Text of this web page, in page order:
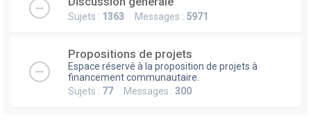
Sujets : 1363 Messages : 5971
Propositions de projets
Espace réservé à la proposition de projets à
financement communautaire.
Sujets : 77Messages : 300